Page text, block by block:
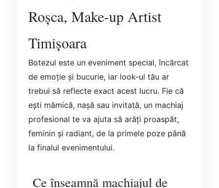
Roșca, Make-up Artist
Timișoara
Botezul este un eveniment special, încărcat
de emoție și bucurie, iar look-ul tău ar
trebui să reflecte exact acest lucru. Fie că
ești mămică, nașă sau invitată, un machiaj
profesional te va ajuta să arăți proaspăt,
feminin și radiant, de la primele poze până
la finalul evenimentului.
Ce înseamnă machiajul de